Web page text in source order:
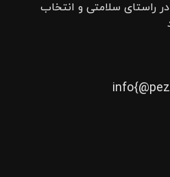
راستای سلامتی و انتخاب